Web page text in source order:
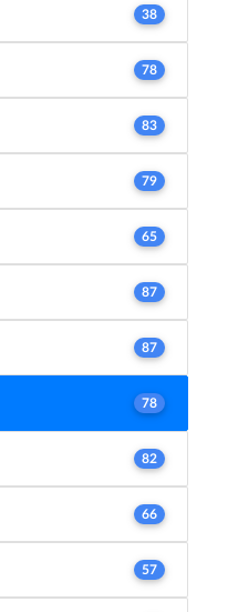
38
78
83
79
65
87
87
78
82
66
57